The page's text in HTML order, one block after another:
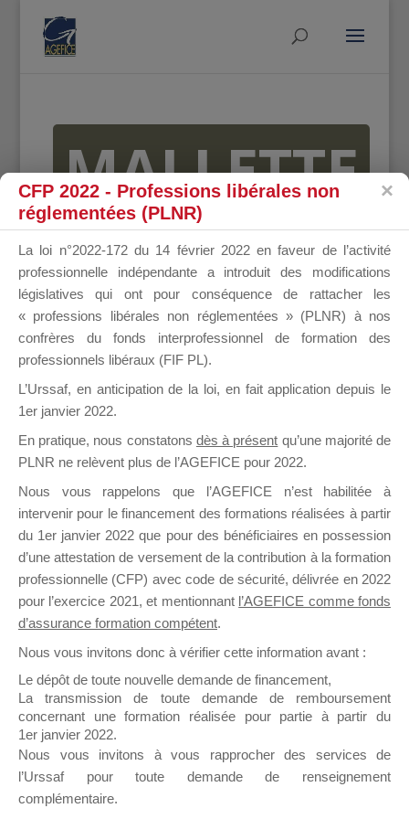
MALLETTE
DU
DIRIGEANT
Ce groupe est destiné aux Organismes de
Formation qui souhaitent répondre à l’Appel à
Propositions Mallette du Dirigeant.
sur lequel il est possible de laisser un message
ou poser une question.
NB : Il est nécessaire d’êtreinscrit(e)pour
pouvoir rejoindre ce groupe
CFP 2022 - Professions libérales non
réglementées (PLNR)
La loi n°2022-172 du 14 février 2022 en faveur de l’activité
professionnelle indépendante a introduit des modifications
législatives qui ont pour conséquence de rattacher les
« professions libérales non réglementées » (PLNR) à nos
confrères du fonds interprofessionnel de formation des
professionnels libéraux (FIF PL).
L’Urssaf, en anticipation de la loi, en fait application depuis le
1er janvier 2022.
En pratique, nous constatons dès à présent qu’une majorité de
PLNR ne relèvent plus de l’AGEFICE pour 2022.
Nous vous rappelons que l’AGEFICE n’est habilitée à
intervenir pour le financement des formations réalisées à partir
du 1er janvier 2022 que pour des bénéficiaires en possession
d’une attestation de versement de la contribution à la formation
professionnelle (CFP) avec code de sécurité, délivrée en 2022
pour l’exercice 2021, et mentionnant l’AGEFICE comme fonds
d’assurance formation compétent.
Nous vous invitons donc à vérifier cette information avant :
Le dépôt de toute nouvelle demande de financement,
La transmission de toute demande de remboursement
concernant une formation réalisée pour partie à partir du
1er janvier 2022.
Nous vous invitons à vous rapprocher des services de
l’Urssaf pour toute demande de renseignement
complémentaire.